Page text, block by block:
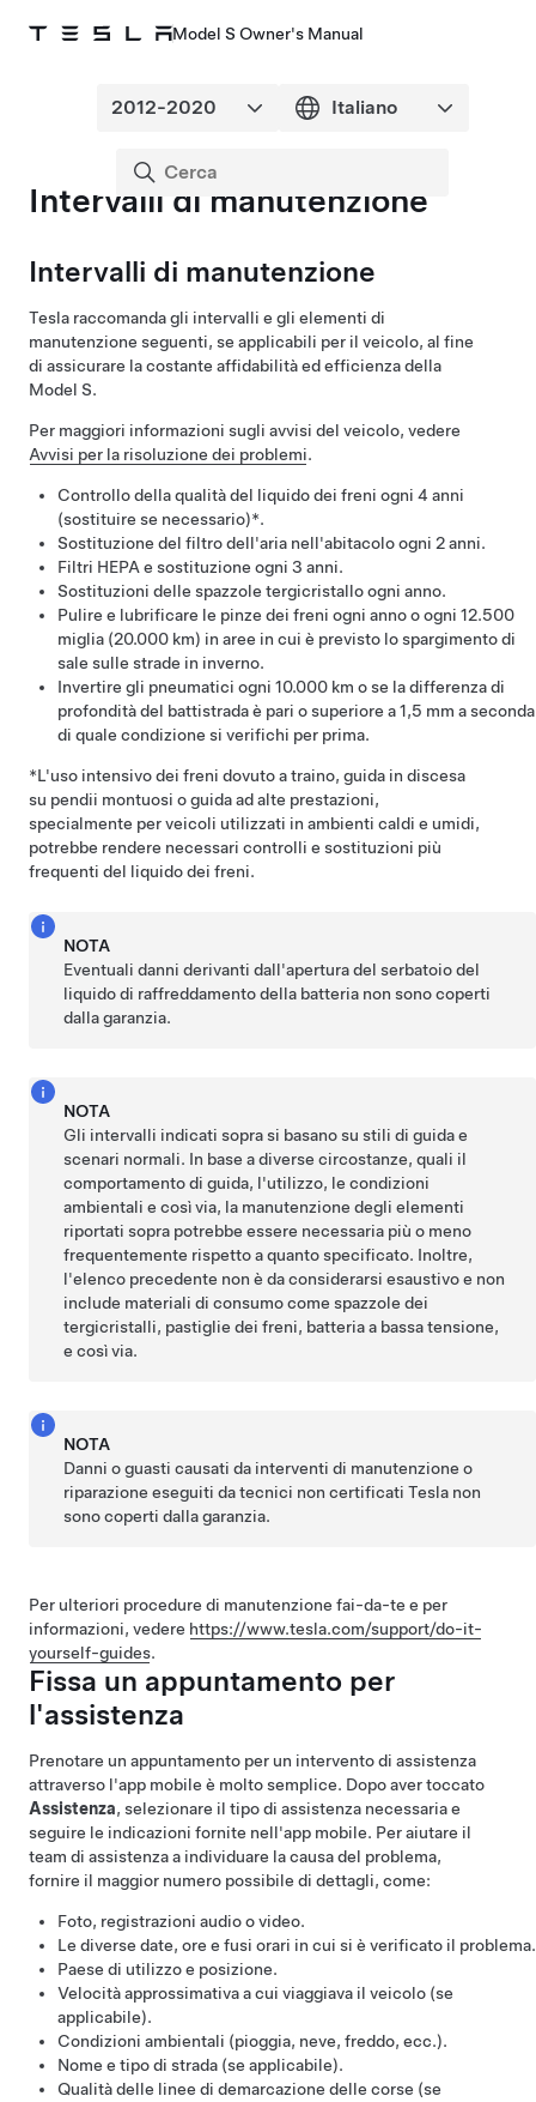
Model S Owner's Manual
Intervalli di manutenzione
Intervalli di manutenzione
Tesla raccomanda gli intervalli e gli elementi di
manutenzione seguenti, se applicabili per il veicolo, al fine
di assicurare la costante affidabilità ed efficienza della
Model S.
Per maggiori informazioni sugli avvisi del veicolo, vedere
Avvisi per la risoluzione dei problemi.
Controllo della qualità del liquido dei freni ogni 4 anni
(sostituire se necessario)*.
Sostituzione del filtro dell'aria nell'abitacoloogni 2 anni.
Filtri HEPA e sostituzione ogni 3 anni.
Sostituzioni delle spazzole tergicristallo ogni anno.
Pulire e lubrificare le pinze dei freni ogni anno o ogni 12.500
miglia (20.000 km) in aree in cui è previsto lo spargimento di
sale sulle strade in inverno.
Invertire gli pneumatici ogni 10.000 km o se la differenza di
profondità del battistrada è pari o superiore a1,5 mm a seconda
di quale condizione si verifichi per prima.
*L'uso intensivo dei freni dovuto a traino, guida in discesa
su pendii montuosi o guida ad alte prestazioni,
specialmente per veicoli utilizzati in ambienti caldi e umidi,
potrebbe rendere necessari controlli e sostituzioni più
frequenti del liquido dei freni.
NOTA
Eventuali danni derivanti dall'apertura del serbatoio del
liquido di raffreddamento della batteria non sono coperti
dalla garanzia.
NOTA
Gli intervalli indicati sopra si basano su stili di guida e
scenari normali. In base a diverse circostanze, quali il
comportamento di guida, l'utilizzo, le condizioni
ambientali e così via, la manutenzione degli elementi
riportati sopra potrebbe essere necessaria più o meno
frequentemente rispetto a quanto specificato. Inoltre,
l'elenco precedente non è da considerarsi esaustivo e non
include materiali di consumo comespazzole dei
tergicristalli, pastiglie dei freni, batteria a bassa tensione,
e così via.
NOTA
Danni o guasti causati da interventi di manutenzione o
riparazione eseguiti da tecnici non certificati Tesla non
sono coperti dalla garanzia.
Per ulteriori procedure di manutenzione fai-da-te e per
informazioni, vedere https://www.tesla.com/support/do-it-
yourself-guides.
Fissa un appuntamento per
l'assistenza
Prenotare un appuntamento per un intervento di assistenza
attraverso l'app mobile è molto semplice. Dopo aver toccato
Assistenza, selezionare il tipo di assistenza necessaria e
seguire le indicazioni fornite nell'app mobile. Per aiutare il
team di assistenza a individuare la causa del problema,
fornire il maggior numero possibile di dettagli, come:
Foto, registrazioni audio o video.
Le diverse date, ore e fusi orari in cui si è verificato il problema.
Paese di utilizzo e posizione.
Velocità approssimativa a cui viaggiava il veicolo (se
applicabile).
Condizioni ambientali (pioggia, neve, freddo, ecc.).
Nome e tipo di strada (se applicabile).
Qualità delle linee di demarcazione delle corse (se